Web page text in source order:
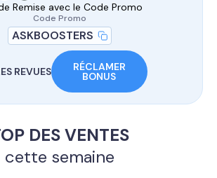
Remise avec le Code Promo
Code Promo
ASKBOOSTERS
REVUES RÉCLAMER
BONUS
DES VENTES
cette semaine